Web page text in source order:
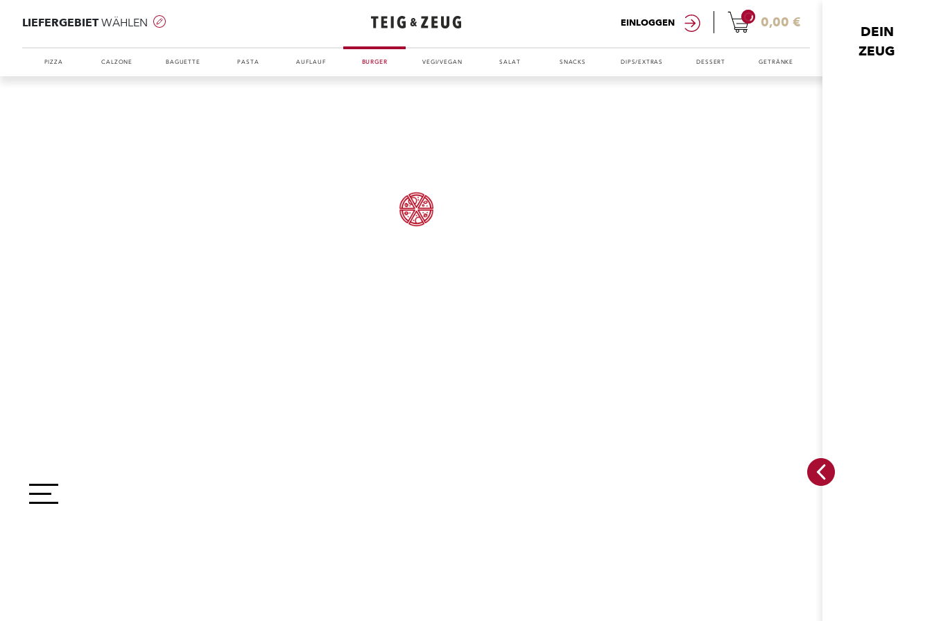
LIEFERGEBIETWÄHLEN EINLOGGEN
0 0,00 €
DEIN
ZEUG
PIZZA CALZONE BAGUETTE PASTA AUFLAUF BURGER VEGI/VEGAN SALAT SNACKS DIPS/EXTRAS DESSERT GETRÄNKE